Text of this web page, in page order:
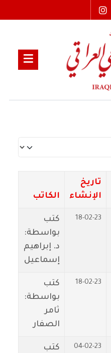
تاريخ
الإنشاء
الكاتب
18-02-23
كتب
بواسطة:
د. إبراهيم
إسماعيل
18-02-23
كتب
بواسطة:
ثامر
الصفار
04-02-23
كتب